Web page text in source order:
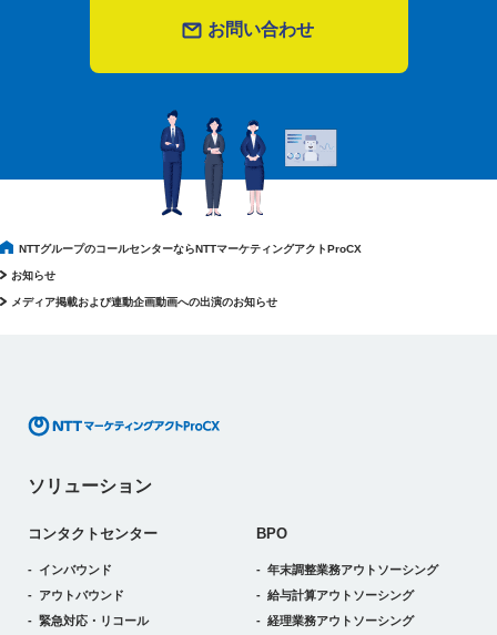
お問い合わせ
NTTグループのコールセンターならNTTマーケティングアクトProCX
お知らせ
メディア掲載および連動企画動画への出演のお知らせ
ソリューション
コンタクトセンター
インバウンド
アウトバウンド
緊急対応・リコール
BPO
年末調整業務アウトソーシング
給与計算アウトソーシング
経理業務アウトソーシング